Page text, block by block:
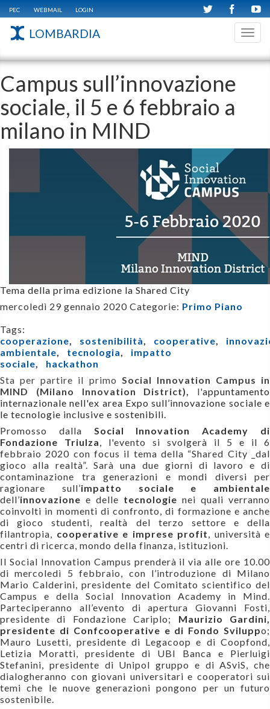
PEC WEBMAIL LOGIN
LOMBARDIA
Campus sull’innovazione
sociale, il 5 e 6 febbraio a
milano in MIND
Tema della prima edizione la Shared City
mercoledì 29 gennaio 2020 Categorie: Primo Piano
Tags:
cooperazione, sostenibilità, cooperative,
ambientale, tecnologia, impatto
sociale, hackathon
Sta per partire il primo Social Innovation Campus in
MIND (Milano Innovation District),
l'appuntamento
internazionale nell'ex area Expo sull’innovazione sociale e
le tecnologie inclusive e sostenibili.
Promosso dalla Social Innovation Academy di
Fondazione Triulza, l'evento si svolgerà il 5 e il 6
febbraio 2020 con focus il tema della “Shared City _dal
gioco alla realtà”. Sarà una due giorni di lavoro e di
contaminazione tra generazioni e mondi diversi per
ragionare sull’impatto sociale e ambientale
dell’innovazione e delle tecnologie nei quali verranno
coinvolti in momenti di confronto, di formazione e anche
di gioco studenti, realtà del terzo settore e della
filantropia, cooperative e imprese profit, università e
centri di ricerca, mondo della finanza, istituzioni.
Il Social Innovation Campus prenderà il via alle ore 10.00
di mercoledì 5 febbraio, con l’introduzione di Milano
Mario Calderini, presidente del Comitato scientifico del
Campus e della Social Innovation Academy in Mind.
Parteciperanno all’evento di apertura Giovanni Fosti,
presidente di Fondazione Cariplo; Maurizio Gardini,
presidente di Confcooperative e di Fondo Sviluppo;
Mauro Lusetti, presidente di Legacoop e di Coopfond,
Letizia Moratti, presidente di UBI Banca e Pierluigi
Stefanini, presidente di Unipol gruppo e di ASviS, che
dialogheranno con giovani universitari e cooperatori sui
temi che le nuove generazioni pongono per un futuro
sostenibile.